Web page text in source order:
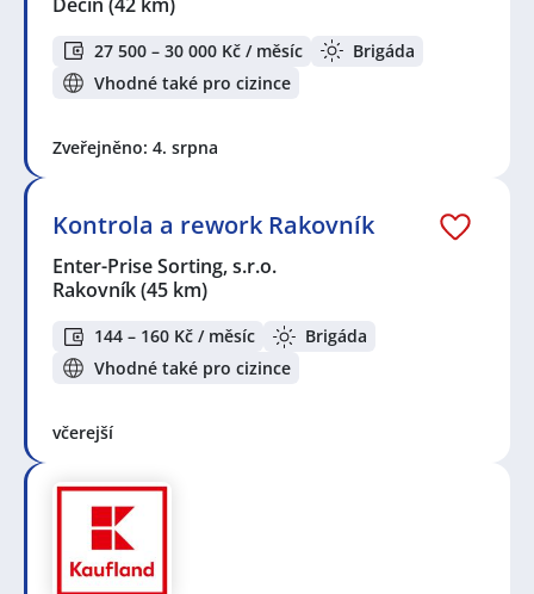
27 500 – 30 000 Kč / měsíc
Brigáda
Vhodné také pro cizince
Zveřejněno: 4. srpna
Kontrola a rework Rakovník
Enter-Prise Sorting, s.r.o.
Rakovník(45 km)
144 – 160 Kč / měsíc
Brigáda
Vhodné také pro cizince
včerejší